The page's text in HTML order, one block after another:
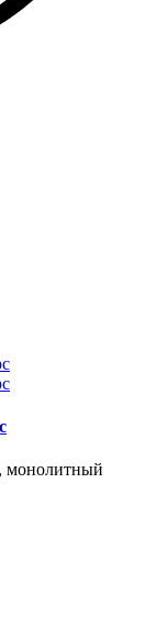
монолитный